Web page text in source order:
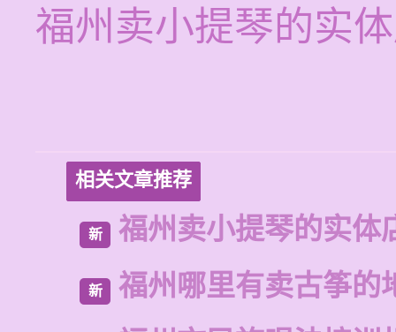
福州卖小提琴的实
相关文章推荐
新 福州卖小提琴的实体
新
福州哪里有卖古筝的